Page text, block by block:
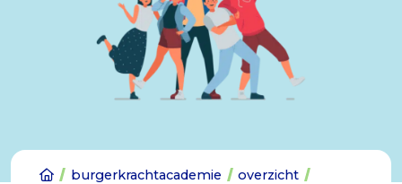
burgerkrachtacademie
overzicht